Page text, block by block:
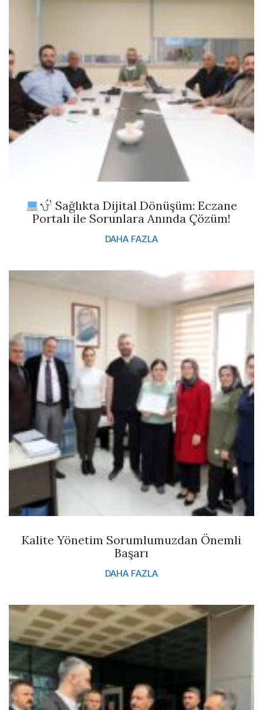
Sağlıkta Dijital Dönüşüm: Eczane
Portalı ile Sorunlara Anında Çözüm!
DAHA FAZLA
Kalite Yönetim Sorumlumuzdan Önemli
Başarı
DAHA FAZLA